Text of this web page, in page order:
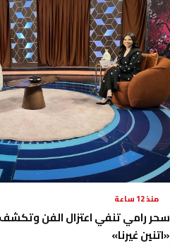
منذ 12 ساعة
سحر رامي تنفي اعتزال الفن
«اتنين غيرنا»